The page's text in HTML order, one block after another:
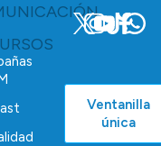
Ventanilla
única